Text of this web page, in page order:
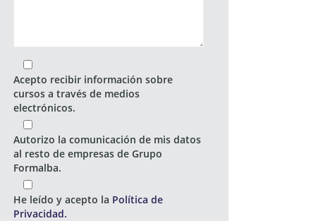
Acepto recibir información sobre
cursos a través de medios
electrónicos.
Autorizo la comunicación de mis datos
al resto de empresas de Grupo
Formalba.
He leído y acepto la Política de
Privacidad.